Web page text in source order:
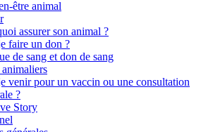
être animal
assurer son animal ?
faire un don ?
de sang et don de sang
venir pour un vaccin ou une consultation
?
Story